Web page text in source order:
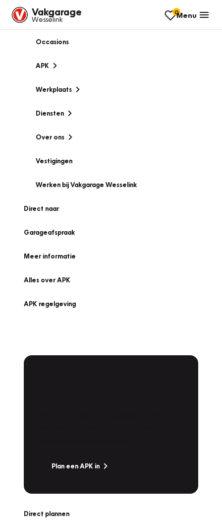
Vakgarage
Wesselink
0Menu
Occasions
APK
Werkplaats
Diensten
Over ons
Vestigingen
Werken bij Vakgarage Wesselink
Direct naar
Garageafspraak
Meer informatie
Alles over APK
APK regelgeving
Plan een APK in
Direct plannen